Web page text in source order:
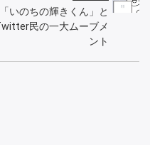
「いのちの輝きくん」と
民の一大ムーブメ
ント